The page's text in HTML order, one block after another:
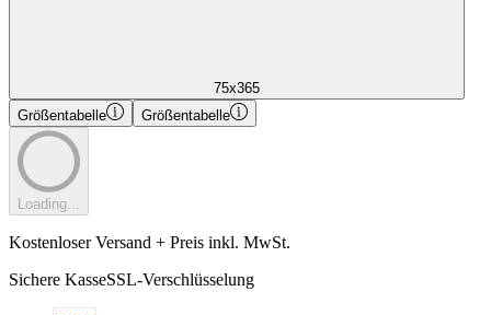
75x365
Größentabelle
Größentabelle
Loading...
Kostenloser Versand + Preis inkl. MwSt.
Sichere KasseSSL-Verschlüsselung